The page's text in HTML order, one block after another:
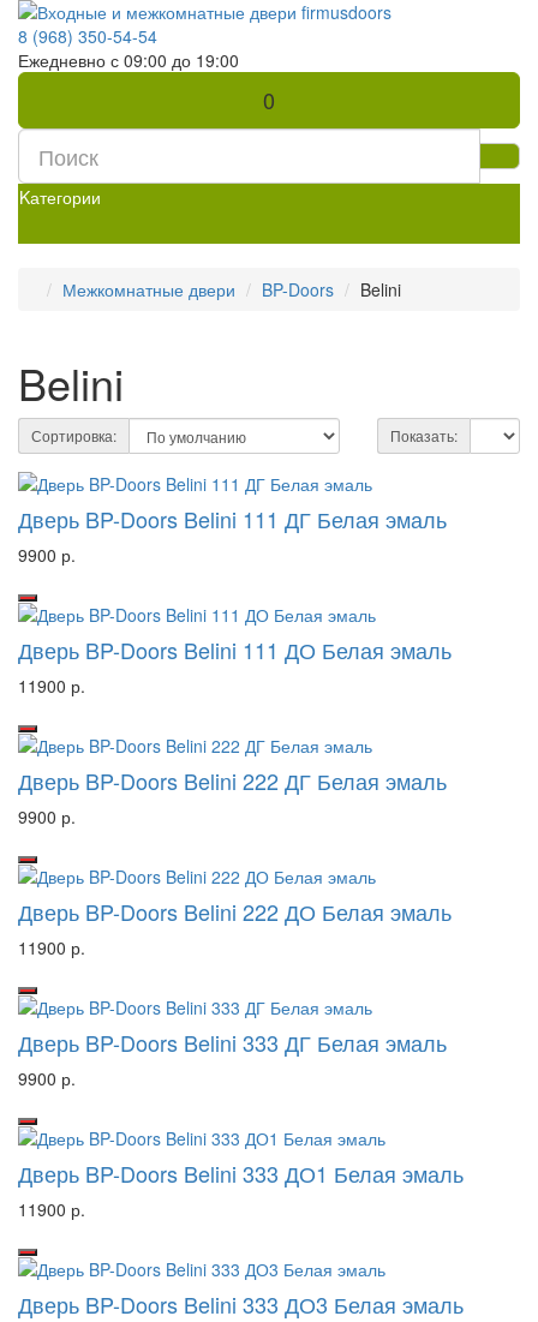
8 (968) 350-54-54
Ежедневно с 09:00 до 19:00
0
Kатегории
Межкомнатные двери BP-Doors Belini
Belini
Сортировка: Показать:
Дверь BP-Doors Belini 111 ДГ Белая эмаль
9900 р.
Дверь BP-Doors Belini 111 ДО Белая эмаль
11900 р.
Дверь BP-Doors Belini 222 ДГ Белая эмаль
9900 р.
Дверь BP-Doors Belini 222 ДО Белая эмаль
11900 р.
Дверь BP-Doors Belini 333 ДГ Белая эмаль
9900 р.
Дверь BP-Doors Belini 333 ДО1 Белая эмаль
11900 р.
Дверь BP-Doors Belini 333 ДО3 Белая эмаль